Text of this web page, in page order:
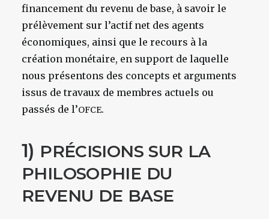
financement du revenu de base, à savoir le
prélèvement sur l’actif net des agents
économiques, ainsi que le recours à la
création monétaire, en support de laquelle
nous présentons des concepts et arguments
issus de travaux de membres actuels ou
passés de l’OFCE.
1) PRÉCISIONS SUR LA
PHILOSOPHIE DU
REVENU DE BASE